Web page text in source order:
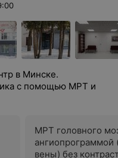
в Минске.
с помощью МРТ и
МРТ головного
ангиопрограммой
вены) без